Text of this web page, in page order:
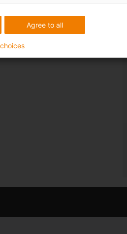
Agree to all